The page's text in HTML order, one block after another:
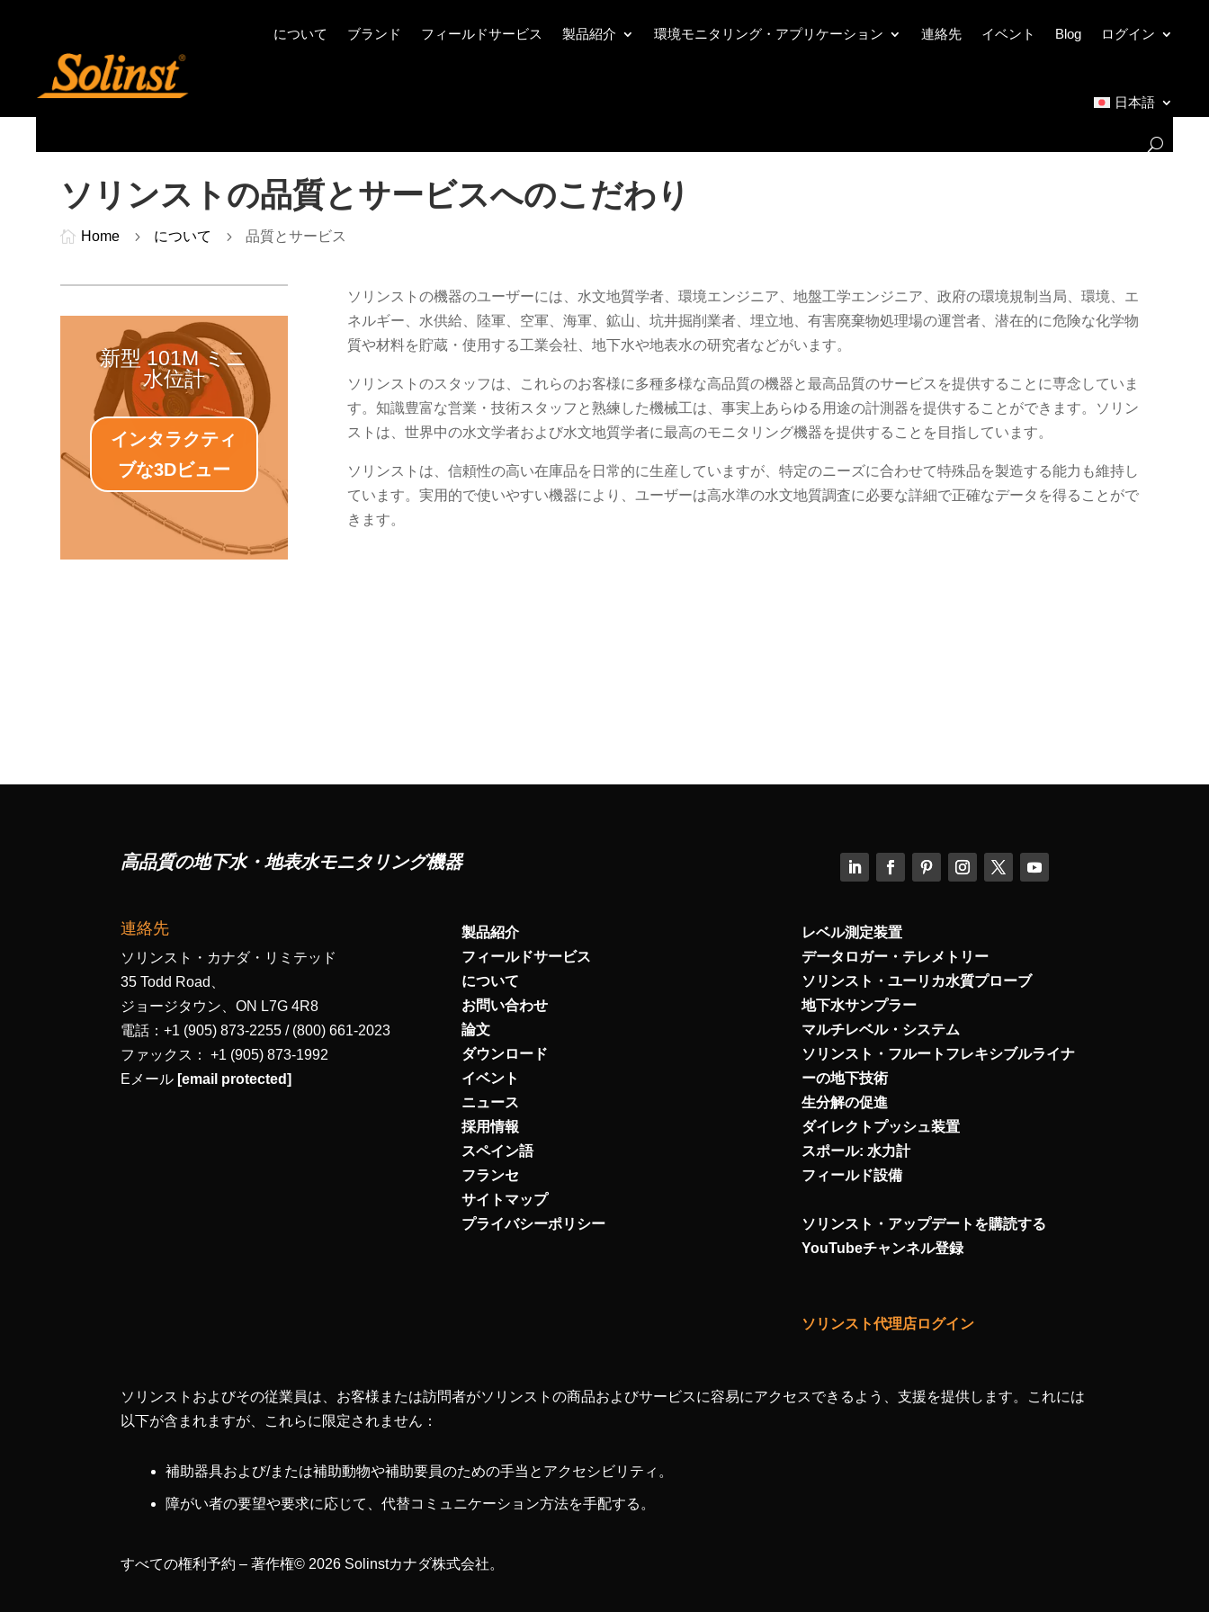
について ブランド フィールドサービス 製品紹介 環境モニタリング・アプリケーション 連絡先 イベント Blog ログイン
日本語
ソリンストの品質とサービスへのこだわり
 Home 5 について 5 品質とサービス
新型 101M ミニ
水位計
インタラクティ
ブな3Dビュー
ソリンストの機器のユーザーには、水文地質学者、環境エンジニア、地盤工学エンジニア、政府の環境規制当局、環境、エ
ネルギー、水供給、陸軍、空軍、海軍、鉱山、坑井掘削業者、埋立地、有害廃棄物処理場の運営者、潜在的に危険な化学物
質や材料を貯蔵・使用する工業会社、地下水や地表水の研究者などがいます。
ソリンストのスタッフは、これらのお客様に多種多様な高品質の機器と最高品質のサービスを提供することに専念していま
す。知識豊富な営業・技術スタッフと熟練した機械工は、事実上あらゆる用途の計測器を提供することができます。ソリン
ストは、世界中の水文学者および水文地質学者に最高のモニタリング機器を提供することを目指しています。
ソリンストは、信頼性の高い在庫品を日常的に生産していますが、特定のニーズに合わせて特殊品を製造する能力も維持し
ています。実用的で使いやすい機器により、ユーザーは高水準の水文地質調査に必要な詳細で正確なデータを得ることがで
きます。
高品質の地下水・地表水モニタリング機器
連絡先
ソリンスト・カナダ・リミテッド
35 Todd Road、
ジョージタウン、ON L7G 4R8
電話：+1 (905) 873-2255 / (800) 661-2023
ファックス： +1 (905) 873-1992
Eメール [email protected]
製品紹介
フィールドサービス
について
お問い合わせ
論文
ダウンロード
イベント
ニュース
採用情報
スペイン語
フランセ
サイトマップ
プライバシーポリシー
レベル測定装置
データロガー・テレメトリー
ソリンスト・ユーリカ水質プローブ
地下水サンプラー
マルチレベル・システム
ソリンスト・フルートフレキシブルライナ
ーの地下技術
生分解の促進
ダイレクトプッシュ装置
スポール: 水力計
フィールド設備
ソリンスト・アップデートを購読する
YouTubeチャンネル登録
ソリンスト代理店ログイン
ソリンストおよびその従業員は、お客様または訪問者がソリンストの商品およびサービスに容易にアクセスできるよう、支援を提供します。これには
以下が含まれますが、これらに限定されません：
補助器具および/または補助動物や補助要員のための手当とアクセシビリティ。
障がい者の要望や要求に応じて、代替コミュニケーション方法を手配する。
すべての権利予約 – 著作権© 2026 Solinstカナダ株式会社。